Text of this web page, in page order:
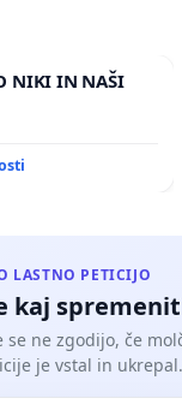
NIKI IN NAŠI
LASTNO PETICIJO
kaj
se ne zgodijo, če
je vstal in